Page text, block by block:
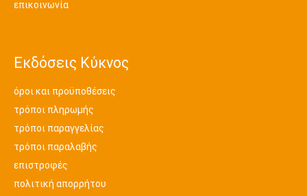
επικοινωνία
Εκδόσεις Κύκνος
όροι και προϋποθέσεις
τρόποι πληρωμής
τρόποι παραγγελίας
τρόποι παραλαβής
επιστροφές
πολιτική απορρήτου